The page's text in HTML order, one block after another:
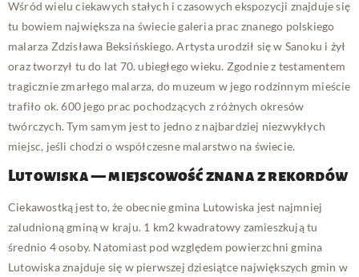
Wśród wielu ciekawych stałych i czasowych ekspozycji znajduje się
tu bowiem największa na świecie galeria prac znanego polskiego
malarza Zdzisława Beksińskiego. Artysta urodził się w Sanoku i żył
oraz tworzył tu do lat 70. ubiegłego wieku. Zgodnie z testamentem
tragicznie zmarłego malarza, do muzeum w jego rodzinnym mieście
trafiło ok. 600 jego prac pochodzących z różnych okresów
twórczych. Tym samym jest to jedno z najbardziej niezwykłych
miejsc, jeśli chodzi o współczesne malarstwo na świecie.
Lutowiska — miejscowość znana z rekordów
Ciekawostką jest to, że obecnie gmina Lutowiska jest najmniej
zaludnioną gminą w kraju. 1 km2 kwadratowy zamieszkują tu
średnio 4 osoby. Natomiast pod względem powierzchni gmina
Lutowiska znajduje się w pierwszej dziesiątce największych gmin w